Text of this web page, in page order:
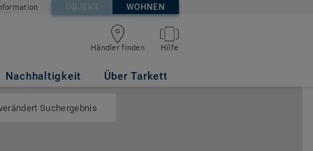
OBJEKT WOHNEN
Händler finden Hilfe
Nachhaltigkeit Über Tarkett
Suchergebnis